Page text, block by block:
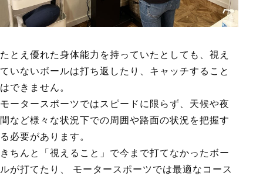
たとえ優れた身体能力を持っていたとしても、視え
ていないボールは打ち返したり、キャッチすること
はできません。
モータースポーツではスピードに限らず、天候や夜
間など様々な状況下での周囲や路面の状況を把握す
る必要があります。
きちんと「視えること」で今まで打てなかったボー
ルが打てたり、 モータースポーツでは最適なコース